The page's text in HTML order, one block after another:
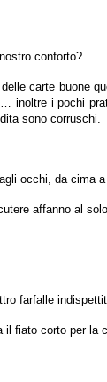
conforto?
carte buone
i pochi
sono corruschi.
occhi, da cima a
affanno al
fiato corto per la